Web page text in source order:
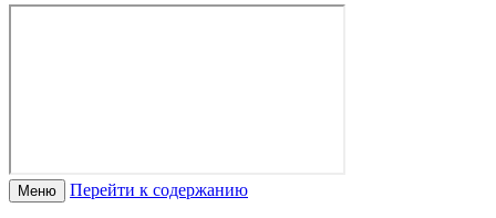
Меню Перейти к содержанию